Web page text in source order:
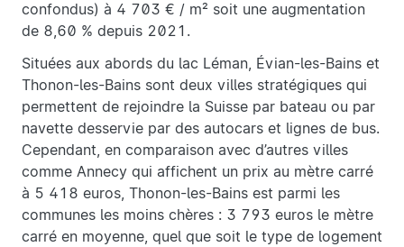
confondus) à 4 703 € / m² soit une augmentation
de 8,60 % depuis 2021.
Situées aux abords du lac Léman, Évian-les-Bains et
Thonon-les-Bains sont deux villes stratégiques qui
permettent de rejoindre la Suisse par bateau ou par
navette desservie par des autocars et lignes de bus.
Cependant, en comparaison avec d’autres villes
comme Annecy qui affichent un prix au mètre carré
à 5 418 euros, Thonon-les-Bains est parmi les
communes les moins chères : 3 793 euros le mètre
carré en moyenne, quel que soit le type de logement